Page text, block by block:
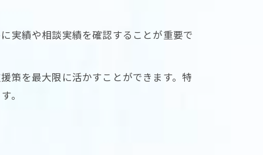
実績や相談実績を確認することが重要で
策を最大限に活かすことができます。特
。